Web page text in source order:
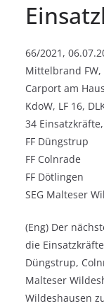
66/2021,
Mittelbrand
Carport am
KdoW, LF 16,
34
FF Düngstrup
FF Colnrade
FF Dötlingen
SEG Malteser
(Eng) Der
die
Düngstrup,
Malteser
Wildeshausen